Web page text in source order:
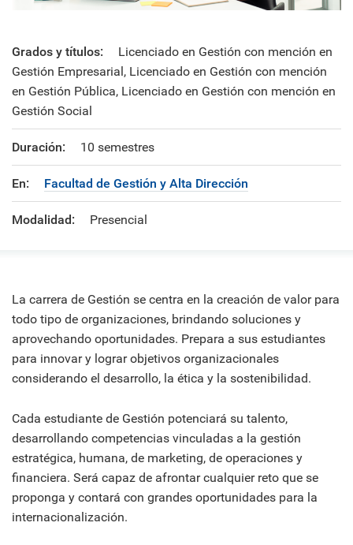
Grados y títulos:
Licenciado en Gestión con mención en
Gestión Empresarial, Licenciado en Gestión con mención
en Gestión Pública, Licenciado en Gestión con mención en
Gestión Social
Duración: 10 semestres
En: Facultad de Gestión y Alta Dirección
Modalidad: Presencial
La carrera de Gestión se centra en la creación de valor para
todo tipo de organizaciones, brindando soluciones y
aprovechando oportunidades. Prepara a sus estudiantes
para innovar y lograr objetivos organizacionales
considerando el desarrollo, la ética y la sostenibilidad.
Cada estudiante de Gestión potenciará su talento,
desarrollando competencias vinculadas a la gestión
estratégica, humana, de marketing, de operaciones y
financiera. Será capaz de afrontar cualquier reto que se
proponga y contará con grandes oportunidades para la
internacionalización.